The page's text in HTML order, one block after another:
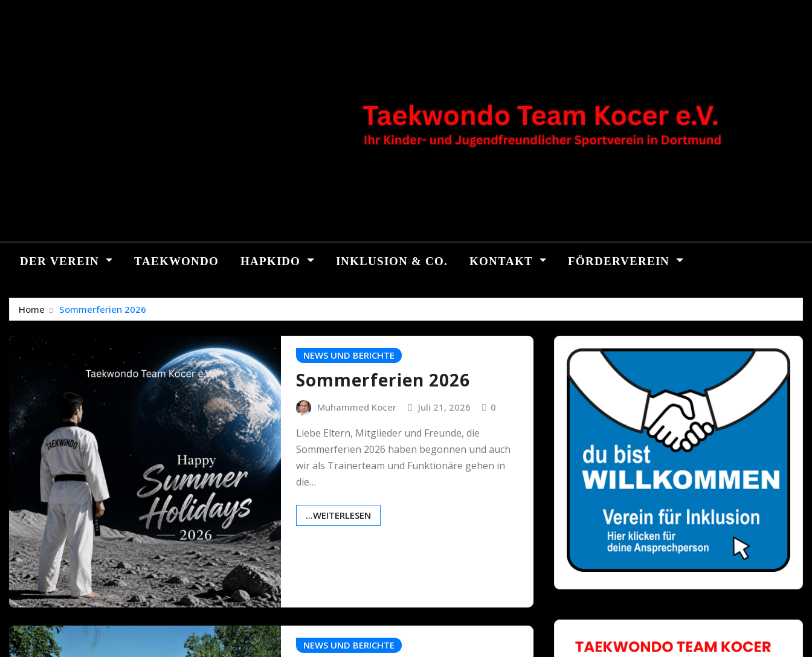
DER VEREIN TAEKWONDO HAPKIDO INKLUSION & CO. KONTAKT FÖRDERVEREIN
Home Sommerferien 2026
NEWS UND BERICHTE
Sommerferien 2026
Muhammed Kocer Juli 21, 2026 0
Liebe Eltern, Mitglieder und Freunde, die
Sommerferien 2026 haben begonnen und auch
wir als Trainerteam und Funktionäre gehen in
die…
...WEITERLESEN
NEWS UND BERICHTE